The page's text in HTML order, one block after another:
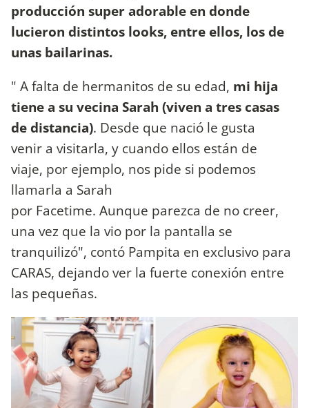
producción super adorable en donde
lucieron distintos looks, entre ellos, los de
unas bailarinas.
" A falta de hermanitos de su edad, mi hija
tiene a su vecina Sarah (viven a tres casas
de distancia). Desde que nació le gusta
venir a visitarla, y cuando ellos están de
viaje, por ejemplo, nos pide si podemos
llamarla a Sarah
por Facetime. Aunque parezca de no creer,
una vez que la vio por la pantalla se
tranquilizó", contó Pampita en exclusivo para
CARAS, dejando ver la fuerte conexión entre
las pequeñas.